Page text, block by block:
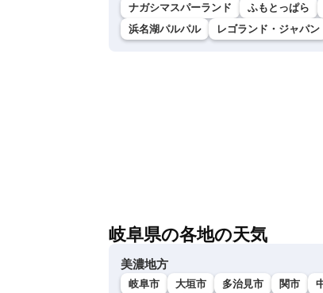
ナガシマスパーランド ふもとっぱら
浜名湖パルパル
レゴランド・ジャパン
岐阜県の各地の天気
美濃地方
岐阜市 大垣市 多治見市 関市